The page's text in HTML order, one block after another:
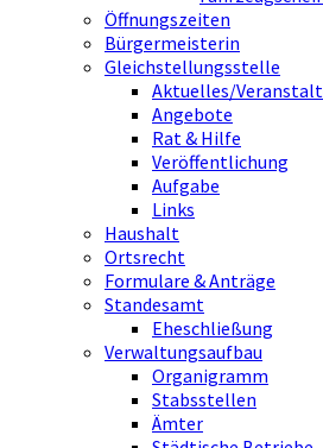
Öffnungszeiten
Bürgermeisterin
Gleichstellungsstelle
Aktuelles/
Angebote
Rat & Hilfe
Veröffentlichung
Aufgabe
Links
Haushalt
Ortsrecht
Formulare & Anträge
Standesamt
Eheschließung
Verwaltungsaufbau
Organigramm
Stabsstellen
Ämter